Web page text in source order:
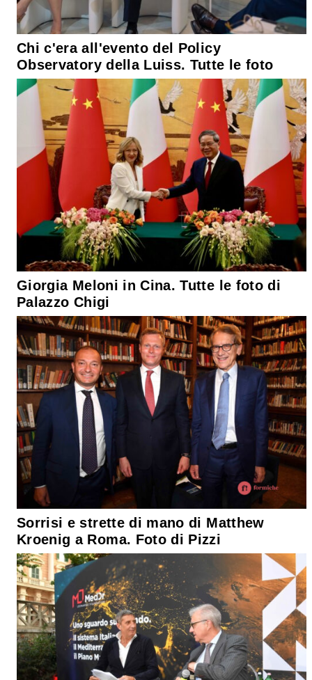
Chi c'era all'evento del Policy
Observatory della Luiss. Tutte le foto
Giorgia Meloni in Cina. Tutte le foto di
Palazzo Chigi
Sorrisi e strette di mano di Matthew
Kroenig a Roma. Foto di Pizzi